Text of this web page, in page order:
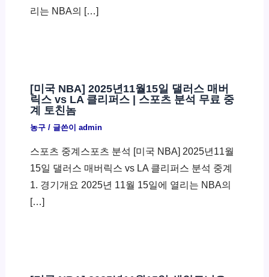
리는 NBA의 […]
[미국 NBA] 2025년11월15일 댈러스 매버
릭스 vs LA 클리퍼스 | 스포츠 분석 무료 중
계 토친놈
농구/ 글쓴이 admin
스포츠 중계스포츠 분석 [미국 NBA] 2025년11월
15일 댈러스 매버릭스 vs LA 클리퍼스 분석 중계
1. 경기개요 2025년 11월 15일에 열리는 NBA의
[…]